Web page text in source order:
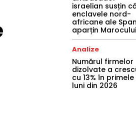
israelian susțin
enclavele nord-
africane ale
aparțin Marocului
Analize
Numărul firmelor
dizolvate a
cu 13% în primele
luni din 2026